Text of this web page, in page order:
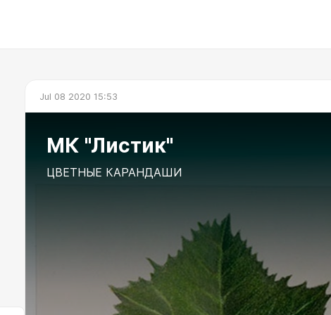
Jul 08 2020 15:53
МК "Листик"
ЦВЕТНЫЕ КАРАНДАШИ